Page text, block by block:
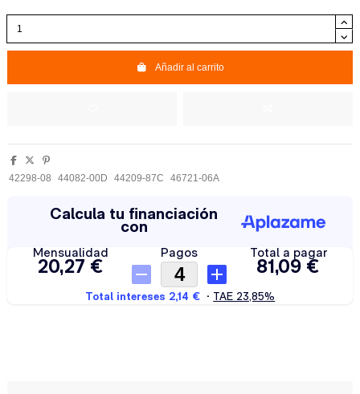
Añadir al carrito
42298-08 44082-00D 44209-87C 46721-06A